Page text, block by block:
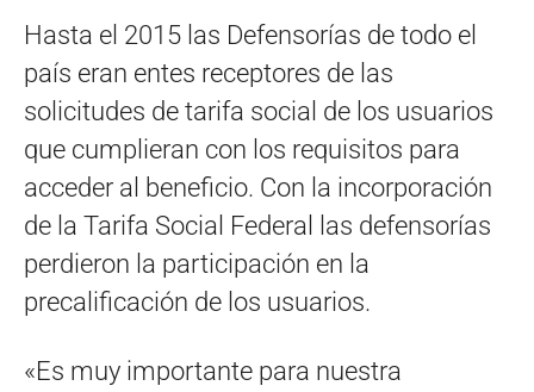
Hasta el 2015 las Defensorías de todo el
país eran entes receptores de las
solicitudes de tarifa social de los usuarios
que cumplieran con los requisitos para
acceder al beneficio. Con la incorporación
de la Tarifa Social Federal las defensorías
perdieron la participación en la
precalificación de los usuarios.
«Es muy importante para nuestra